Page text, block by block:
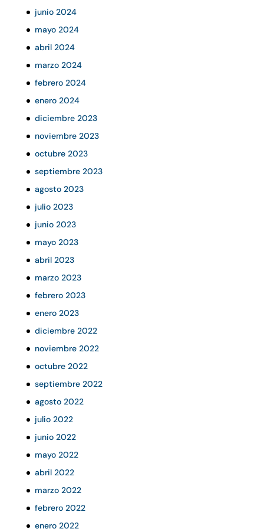
junio 2024
mayo 2024
abril 2024
marzo 2024
febrero 2024
enero 2024
diciembre 2023
noviembre 2023
octubre 2023
septiembre 2023
agosto 2023
julio 2023
junio 2023
mayo 2023
abril 2023
marzo 2023
febrero 2023
enero 2023
diciembre 2022
noviembre 2022
octubre 2022
septiembre 2022
agosto 2022
julio 2022
junio 2022
mayo 2022
abril 2022
marzo 2022
febrero 2022
enero 2022